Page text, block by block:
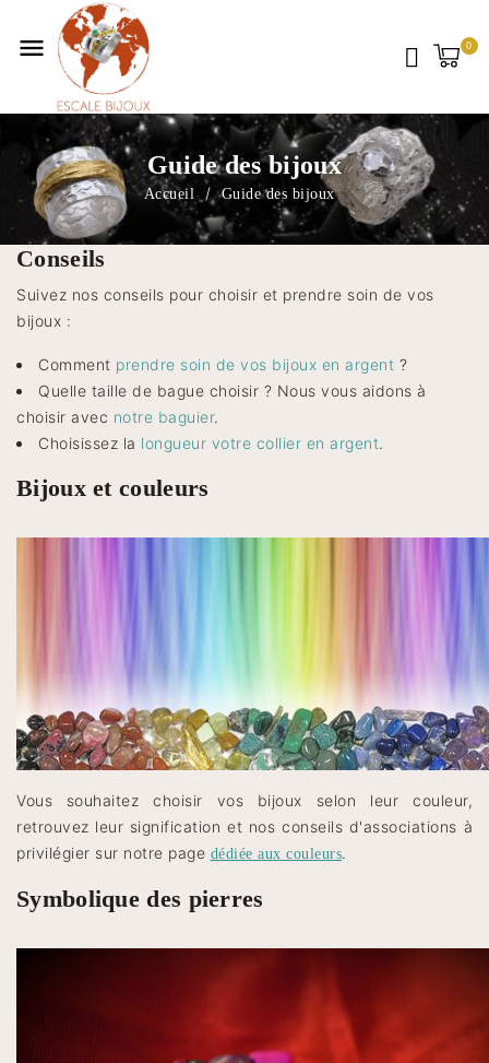
menu
Guide des bijoux
Accueil Guide des bijoux
Conseils
Suivez nos conseils pour choisir et prendre soin de vos
bijoux :
Comment prendre soin de vos bijoux en argent ?
Quelle taille de bague choisir ? Nous vous aidons à
choisir avec notre baguier.
Choisissez la longueur votre collier en argent.
Bijoux et couleurs
Vous souhaitez choisir vos bijoux selon leur couleur,
retrouvez leur signification et nos conseils d'associations à
privilégier sur notre page dédiée aux couleurs.
Symbolique des pierres